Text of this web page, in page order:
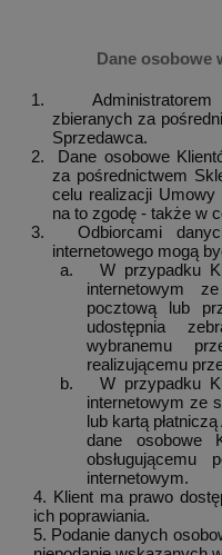
Dane osobowe
1.
zbieranych za
Sprzedawca.
2.
Dane osobowe
za pośrednictwem
celu realizacji
na to zgodę - także w
3.
Odbiorcami
internetowego mogą
a.
W przypadku
internetowym
pocztową lub
udostępnia
wybranemu
realizującemu
b.
W przypadku
internetowym ze
lub kartą
dane osobowe
obsługującemu
internetowym.
4. Klient ma prawo
ich poprawiania.
5. Podanie danych